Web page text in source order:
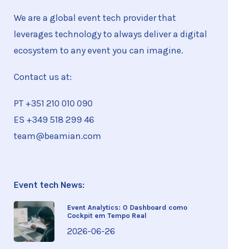
We are a global event tech provider that
leverages technology to always deliver a digital
ecosystem to any event you can imagine.
Contact us at:
PT +351 210 010 090
ES +349 518 299 46
team@beamian.com
Event tech News:
Event Analytics: O Dashboard como
Cockpit em Tempo Real
2026-06-26